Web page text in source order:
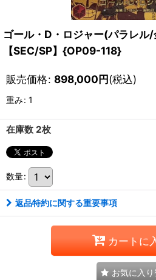
ゴール・D・ロジャー(パラレル
【SEC/SP】{OP09-118}
販売価格: 898,000円(税込)
重み: 1
在庫数 2枚
数量:
返品特約に関する重要事項
カートに
お気に入